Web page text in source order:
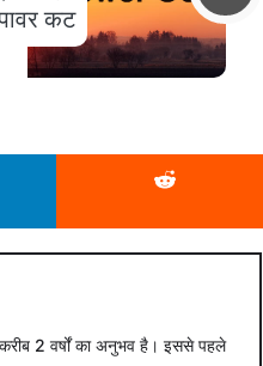
कट
2 वर्षों का अनुभव है। इससे पहले